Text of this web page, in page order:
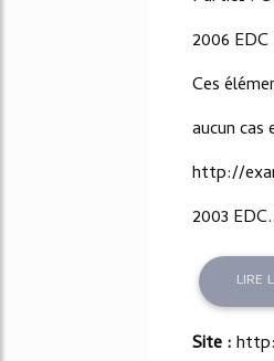
2006
Ces
aucun
http://
2003
LIRE
Site :